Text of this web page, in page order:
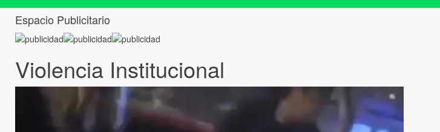
Espacio Publicitario
Violencia Institucional